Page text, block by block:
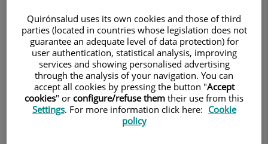
ElenaGonzález Cañas
JEFE/A DE SERVICIO
ANGIOLOGÍA Y CIRUGÍA VASCULAR
Pedir cita
Quirónsalud uses its own cookies and those of third
parties (located in countries whose legislation does not
guarantee an adequate level of data protection) for
user authentication, statistical analysis, improving
services and showing personalised advertising
through the analysis of your navigation. You can
accept all cookies by pressing the button "Accept
cookies" or configure/refuse them their use from this
Settings. For more information click here: Cookie
policy